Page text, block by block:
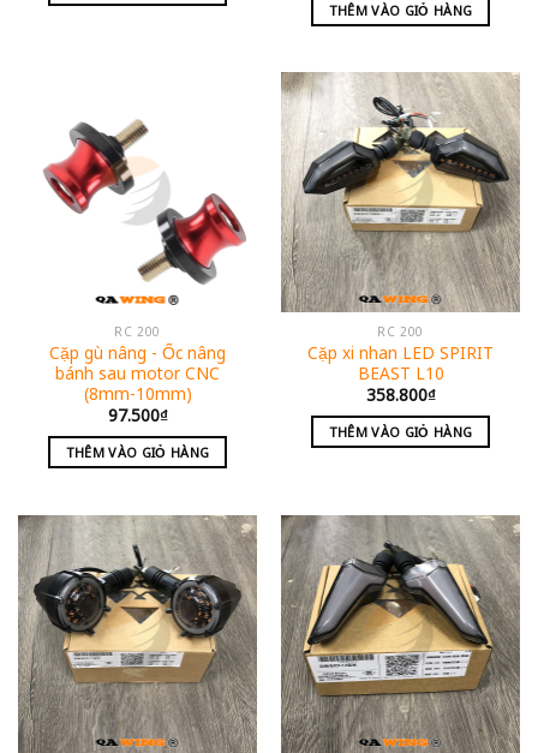
THÊM VÀO GIỎ HÀNG
RC 200
Cặp gù nâng - Ốc nâng
bánh sau motor CNC
(8mm-10mm)
97.500₫
THÊM VÀO GIỎ HÀNG
RC 200
Cặp xi nhan LED SPIRIT
BEAST L10
358.800₫
THÊM VÀO GIỎ HÀNG